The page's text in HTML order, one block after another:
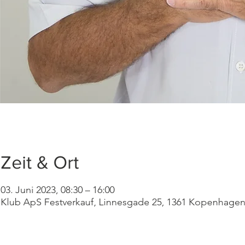
Zeit & Ort
03. Juni 2023, 08:30 – 16:00
Klub ApS Festverkauf, Linnesgade 25, 1361